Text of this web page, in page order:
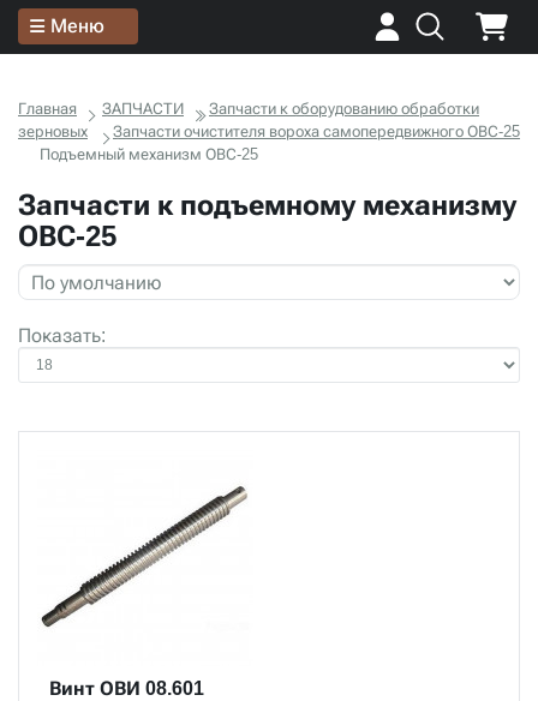
Меню
Главная ЗАПЧАСТИ
Запчасти к оборудованию обработки
зерновых
Запчасти очистителя вороха самопередвижного ОВС-25
Подъемный механизм ОВС-25
Запчасти к подъемному механизму
ОВС-25
Показать:
Винт ОВИ 08.601